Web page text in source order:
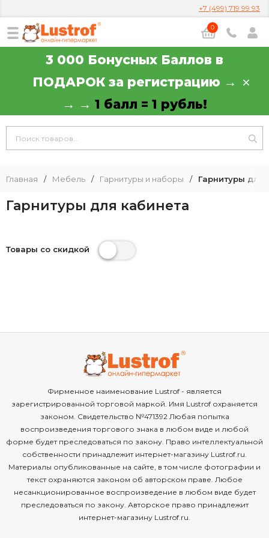
+7 (499) 719 99 93
0
3 000 Бонусных Баллов в
ПОДАРОК за регистрацию →
→ → 1 балл = 1 рубль!
Главная / Мебель / Гарнитуры и наборы / Гарнитуры для
Гарнитуры для кабинета
Товары со скидкой
Фирменное наименование Lustrof - является
зарегистрированной торговой маркой. Имя Lustrof охраняется
законом. Свидетельство №471392 Любая попытка
воспроизведения торгового знака в любом виде и любой
форме будет преследоваться по закону. Право интеллектуальной
собственности принадлежит интернет-магазину Lustrof.ru.
Материалы опубликованные на сайте, в том числе фотографии и
текст охраняются законом об авторском праве. Любое
несанкционированное воспроизведение в любом виде будет
преследоваться по закону. Авторское право принадлежит
интернет-магазину Lustrof.ru.